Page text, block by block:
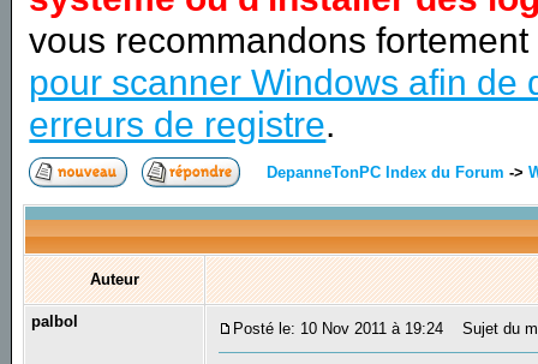
vous recommandons
pour scanner Windows afin de
erreurs de registre.
DepanneTonPC Index du Forum ->
Auteur
palbol Posté le: 10 Nov 2011 à 19:24 Sujet du